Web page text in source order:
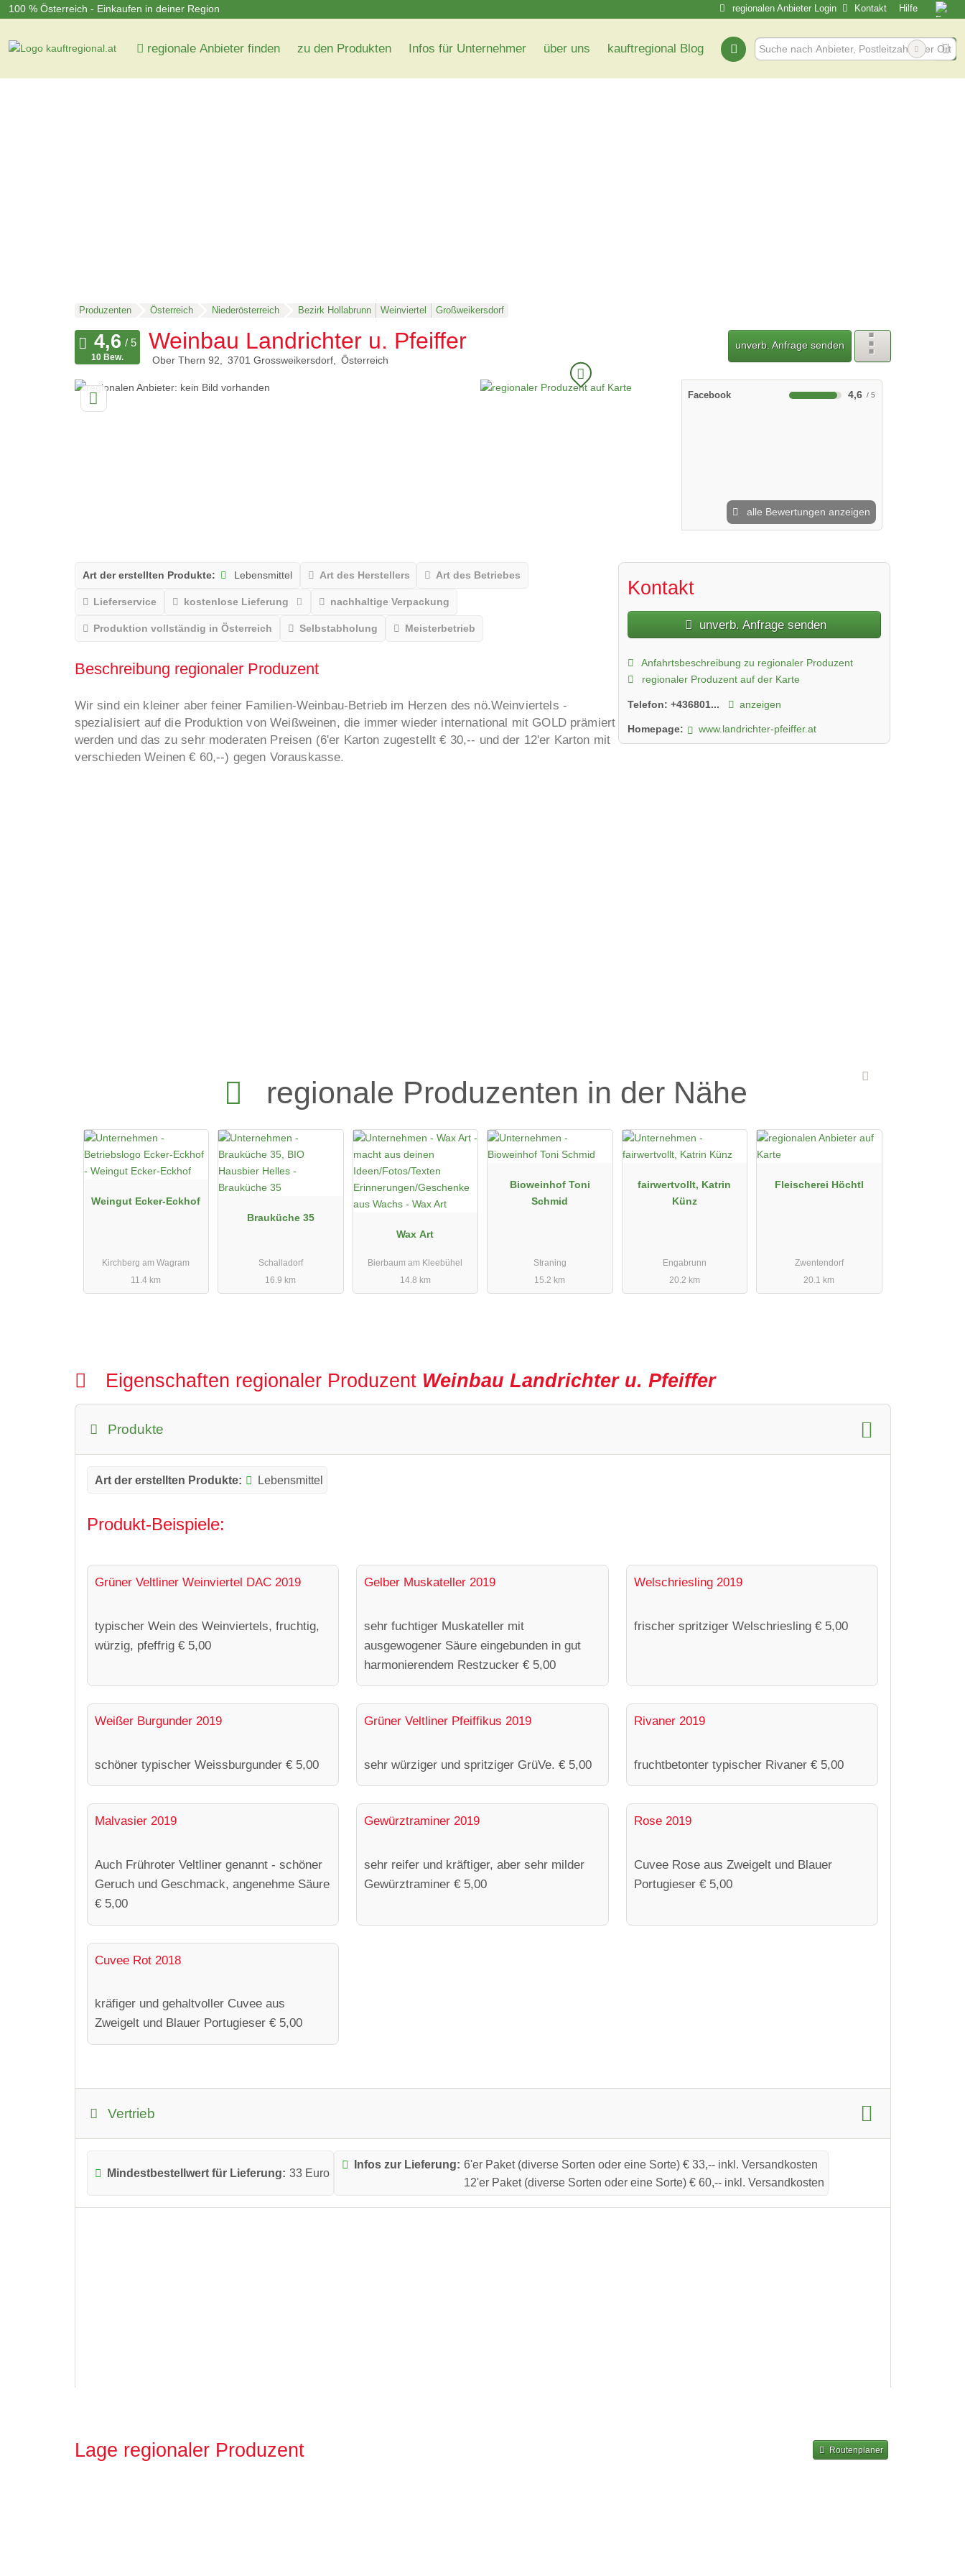
100 % Österreich - Einkaufen in deiner Region regionalen Anbieter Login Kontakt Hilfe
regionale Anbieter finden zu den Produkten Infos für Unternehmer über uns kauftregional Blog
Produzenten Österreich Niederösterreich Bezirk Hollabrunn Weinviertel Großweikersdorf
Weinbau Landrichter u. Pfeiffer
Ober Thern 92 3701 Grossweikersdorf Österreich
unverb. Anfrage senden
10 Bew.
Facebook 4,6
alle Bewertungen anzeigen
Art der erstellten Produkte: Lebensmittel Art des Herstellers Art des Betriebes
Lieferservice kostenlose Lieferung nachhaltige Verpackung
Produktion vollständig in Österreich Selbstabholung Meisterbetrieb
Beschreibung regionaler Produzent
Wir sind ein kleiner aber feiner Familien-Weinbau-Betrieb im Herzen des nö.Weinviertels -
spezialisiert auf die Produktion von Weißweinen, die immer wieder international mit GOLD prämiert
werden und das zu sehr moderaten Preisen (6'er Karton zugestellt € 30,-- und der 12'er Karton mit
verschieden Weinen € 60,--) gegen Vorauskasse.
Kontakt
unverb. Anfrage senden
Anfahrtsbeschreibung zu regionaler Produzent
regionaler Produzent auf der Karte
Telefon:+436801... anzeigen
Homepage: www.landrichter-pfeiffer.at
regionale Produzenten in der Nähe
Weingut Ecker-Eckhof
Kirchberg am Wagram
11.4 km
Brauküche 35
Schalladorf
16.9 km
Wax Art
Bierbaum am Kleebühel
14.8 km
Bioweinhof Toni
Schmid
Straning
15.2 km
fairwertvollt, Katrin
Künz
Engabrunn
20.2 km
Fleischerei Höchtl
Zwentendorf
20.1 km
Eigenschaften regionaler Produzent Weinbau Landrichter u. Pfeiffer
Produkte
Art der erstellten Produkte: Lebensmittel
Produkt-Beispiele:
Grüner Veltliner Weinviertel DAC 2019
typischer Wein des Weinviertels, fruchtig,
würzig, pfeffrig € 5,00
Gelber Muskateller 2019
sehr fuchtiger Muskateller mit
ausgewogener Säure eingebunden in gut
harmonierendem Restzucker € 5,00
Welschriesling 2019
frischer spritziger Welschriesling € 5,00
Weißer Burgunder 2019
schöner typischer Weissburgunder € 5,00
Grüner Veltliner Pfeiffikus 2019
sehr würziger und spritziger GrüVe. € 5,00
Rivaner 2019
fruchtbetonter typischer Rivaner € 5,00
Malvasier 2019
Auch Frühroter Veltliner genannt - schöner
Geruch und Geschmack, angenehme Säure
€ 5,00
Gewürztraminer 2019
sehr reifer und kräftiger, aber sehr milder
Gewürztraminer € 5,00
Rose 2019
Cuvee Rose aus Zweigelt und Blauer
Portugieser € 5,00
Cuvee Rot 2018
kräfiger und gehaltvoller Cuvee aus
Zweigelt und Blauer Portugieser € 5,00
Vertrieb
Mindestbestellwert für Lieferung: 33 Euro
Infos zur Lieferung: 6'er Paket (diverse Sorten oder eine Sorte) € 33,-- inkl. Versandkosten
12'er Paket (diverse Sorten oder eine Sorte) € 60,-- inkl. Versandkosten
Lage regionaler Produzent Routenplaner